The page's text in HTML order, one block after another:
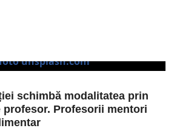
schimbă modalitatea prin
profesor. Profesorii mentori